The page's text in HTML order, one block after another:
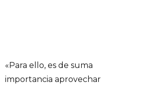
«Para ello, es de suma
importancia aprovechar